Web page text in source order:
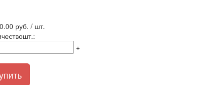
руб. / шт.
шт.:
+